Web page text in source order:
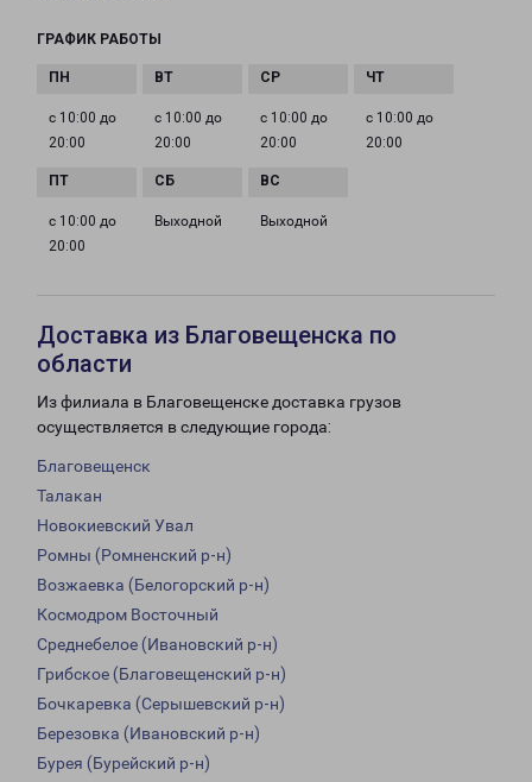
ГРАФИК РАБОТЫ
с 10:00 до
20:00
с 10:00 до
20:00
с 10:00 до
20:00
с 10:00 до
20:00
с 10:00 до
20:00
Выходной Выходной
Доставка из Благовещенска по
области
Из филиала в Благовещенске доставка грузов
осуществляется в следующие города:
Благовещенск
Талакан
Новокиевский Увал
Ромны (Ромненский р-н)
Возжаевка (Белогорский р-н)
Космодром Восточный
Среднебелое (Ивановский р-н)
Грибское (Благовещенский р-н)
Бочкаревка (Серышевский р-н)
Березовка (Ивановский р-н)
Бурея (Бурейский р-н)